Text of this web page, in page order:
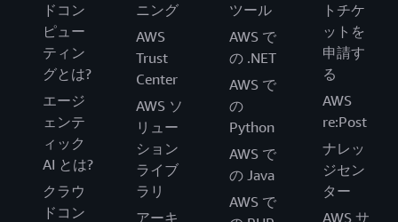
ドコン
ピュー
ティン
グとは?
エージ
ェンテ
ィック
AI とは?
クラウ
ドコン
ニング
AWS
Trust
Center
AWS ソ
リュー
ション
ライブ
ラリ
アーキ
ツール
AWS で
の .NET
AWS で
の
Python
AWS で
の Java
AWS で
トチケ
ットを
申請す
る
AWS
re:Post
ナレッ
ジセン
ター
AWS サ